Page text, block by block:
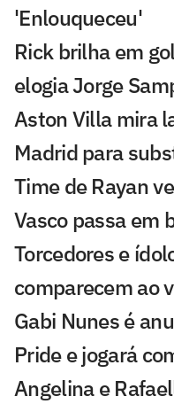
'Enlouqueceu'
Rick brilha em
elogia Jorge
Aston Villa mira
Madrid para
Time de Rayan
Vasco passa em
Torcedores e
comparecem ao
Gabi Nunes é
Pride e jogará
Angelina e